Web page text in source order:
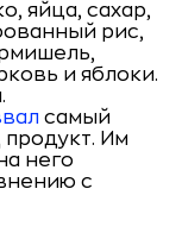
яйца, сахар,
рис,
и яблоки.
самый
Им
него
с